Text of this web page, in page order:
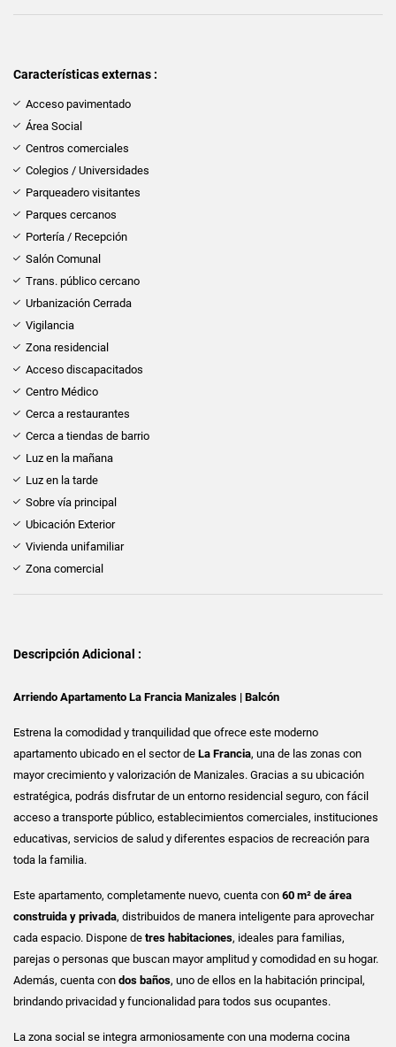
Características externas :
Acceso pavimentado
Área Social
Centros comerciales
Colegios / Universidades
Parqueadero visitantes
Parques cercanos
Portería / Recepción
Salón Comunal
Trans. público cercano
Urbanización Cerrada
Vigilancia
Zona residencial
Acceso discapacitados
Centro Médico
Cerca a restaurantes
Cerca a tiendas de barrio
Luz en la mañana
Luz en la tarde
Sobre vía principal
Ubicación Exterior
Vivienda unifamiliar
Zona comercial
Descripción Adicional :
Arriendo Apartamento La Francia Manizales | Balcón
Estrena la comodidad y tranquilidad que ofrece este moderno
apartamento ubicado en el sector de La Francia, una de las zonas con
mayor crecimiento y valorización de Manizales. Gracias a su ubicación
estratégica, podrás disfrutar de un entorno residencial seguro, con fácil
acceso a transporte público, establecimientos comerciales, instituciones
educativas, servicios de salud y diferentes espacios de recreación para
toda la familia.
Este apartamento, completamente nuevo, cuenta con 60 m² de área
construida y privada, distribuidos de manera inteligente para aprovechar
cada espacio. Dispone de tres habitaciones, ideales para familias,
parejas o personas que buscan mayor amplitud y comodidad en su hogar.
Además, cuenta con dos baños, uno de ellos en la habitación principal,
brindando privacidad y funcionalidad para todos sus ocupantes.
La zona social se integra armoniosamente con una moderna cocina